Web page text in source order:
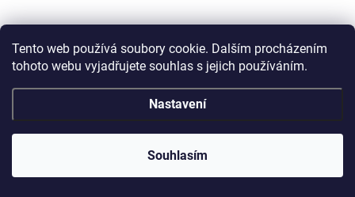
Tento web používá soubory cookie. Dalším procházením
tohoto webu vyjadřujete souhlas s jejich používáním.
Nastavení
Souhlasím